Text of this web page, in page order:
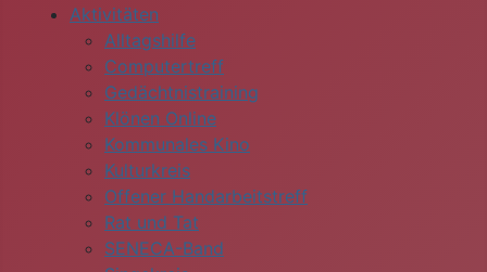
Aktivitäten
Alltagshilfe
Computertreff
Gedächtnistraining
Klönen Online
Kommunales Kino
Kulturkreis
Offener Handarbeitstreff
Rat und Tat
SENECA-Band